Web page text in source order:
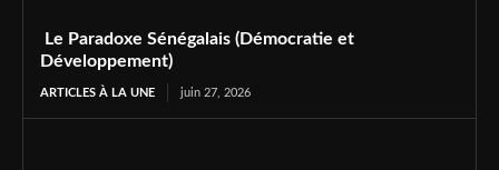
Le Paradoxe Sénégalais (Démocratie et
Développement)
ARTICLES À LA UNE juin 27, 2026